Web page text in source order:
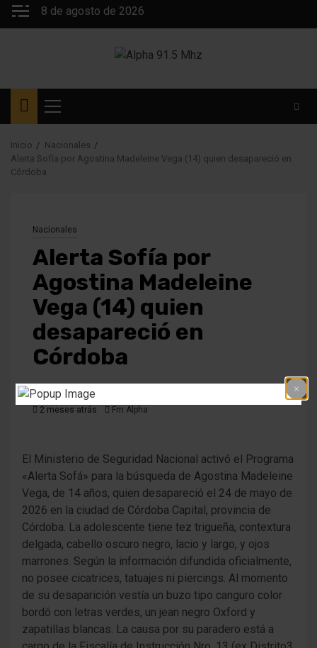
Saltar
8 de agosto de 2026
Menú
principal
Inicio
Nacionales
Alerta Sofía por Agostina Madeleine Vega (14) quien desapareció en
Córdoba
Nacionales
Alerta Sofía por
Agostina Madeleine
Vega (14) quien
desapareció en
Córdoba
2 meses atrás Fm Alpha
El Ministerio de Seguridad Nacional activó el Programa
«Alerta Sofá» para la búsqueda de Agostina Madeleine
Vega, de 14 años, quien desapareció el 24 de mayo de
2026 en la ciudad de Córdoba Capital, provincia de
Córdoba. La adolescente tiene tez trigueña, contextura
delgada, cabello oscuro negro, lacio y largo, y ojos
marrones. Según la información difundida oficialmente,
no posee cicatrices, tatuajes ni piercings. Al momento
de su desaparición vestía un buzo tipo canguro color
bordó con letras verdes, un jean negro Oxford y
zapatillas blancas. La causa por su paradero está a